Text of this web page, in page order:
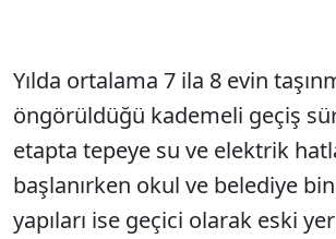
Yılda ortalama 7 ila 8 evin
öngörüldüğü kademeli geçiş
etapta tepeye su ve elektrik
başlanırken okul ve belediye
yapıları ise geçici olarak eski